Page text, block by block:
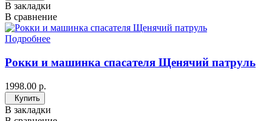
В закладки
В сравнение
Подробнее
Рокки и машинка спасателя Щенячий патруль
1998.00 р.
Купить
В закладки